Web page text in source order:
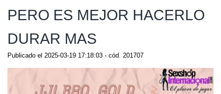
PERO ES MEJOR HACERLO
DURAR MAS
Publicado el 2025-03-19 17:18:03 - cód. 201707